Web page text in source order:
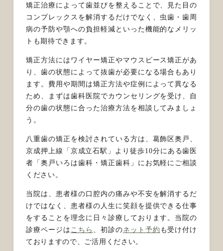
矯正治療によって歯並びを整えることで、見た目の
コンプレックスを解消するだけでなく、虫歯・歯周
病の予防や顎への負担軽減といった機能的なメリッ
トも期待できます。
矯正方法にはワイヤー矯正やマウスピース矯正があ
り、歯の状態によって抜歯が必要になる場合もあり
ます。費用や期間は矯正方法や症例によって異なる
ため、まずは歯科医院でカウンセリングを受け、自
分の歯の状態に合った治療方法を相談してみましょ
う。
八重歯の矯正を検討されている方は、葛飾区奥戸、
京成押上線「京成立石駅」より徒歩10分にある歯医
者「奥戸いろは歯科・矯正歯科」にお気軽にご相談
ください。
当院は、患者様の口腔内の痛みや不安を解消するだ
けではなく、患者様の人生に笑顔を提供できる仕事
をすることを理念に日々診療しております。 当院の
診療ページは こちら 、初診のネット予約 も受け付け
ておりますので、ご活用ください。